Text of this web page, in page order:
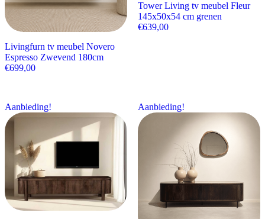
Livingfurn tv meubel Novero
Espresso Zwevend 180cm
€699,00
Tower Living tv meubel Fleur
145x50x54 cm grenen
€639,00
Aanbieding! Aanbieding!